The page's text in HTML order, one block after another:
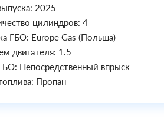
2025
цилиндров: 4
ГБО: Europe Gas (Польша)
двигателя: 1.5
Непосредственный впрыск
Пропан